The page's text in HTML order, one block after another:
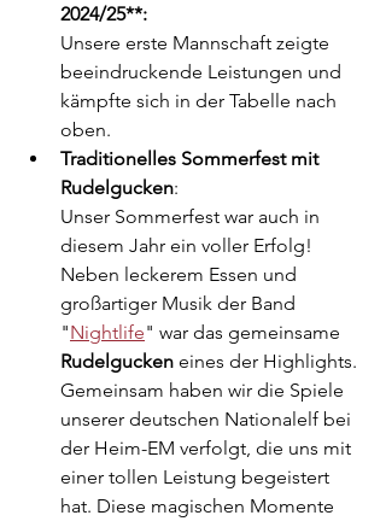
2024/25**:
Unsere erste Mannschaft zeigte
beeindruckende Leistungen und
kämpfte sich in der Tabelle nach
oben.
Traditionelles Sommerfest mit
Rudelgucken:
Unser Sommerfest war auch in
diesem Jahr ein voller Erfolg!
Neben leckerem Essen und
großartiger Musik der Band
"Nightlife" war das gemeinsame
Rudelgucken eines der Highlights.
Gemeinsam haben wir die Spiele
unserer deutschen Nationalelf bei
der Heim-EM verfolgt, die uns mit
einer tollen Leistung begeistert
hat. Diese magischen Momente